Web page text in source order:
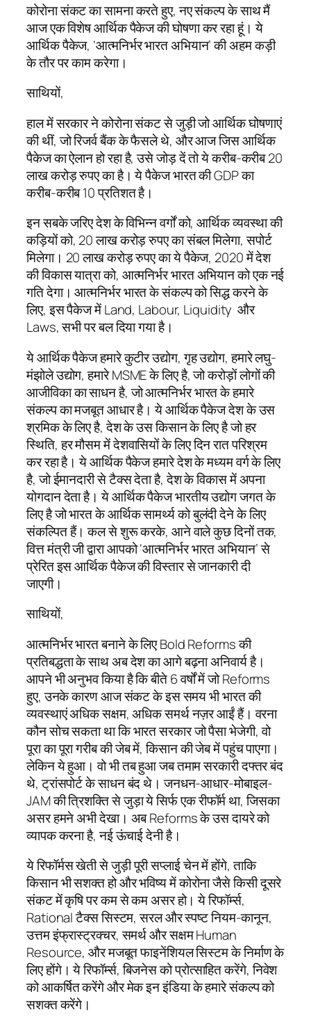
कोरोना संकट का सामना करते हुए, नए संकल्प के साथ मैं
आज एक विशेष आर्थिक पैकेज की घोषणा कर रहा हूं। ये
आर्थिक पैकेज, ‘आत्मनिर्भर भारत अभियान’ की अहम कड़ी
के तौर पर काम करेगा।
साथियों,
हाल में सरकार ने कोरोना संकट से जुड़ी जो आर्थिक घोषणाएं
की थीं, जो रिजर्व बैंक के फैसले थे, और आज जिस आर्थिक
पैकेज का ऐलान हो रहा है, उसे जोड़ दें तो ये करीब-करीब 20
लाख करोड़ रुपए का है। ये पैकेज भारत की GDP का
करीब-करीब 10 प्रतिशत है।
इन सबके जरिए देश के विभिन्न वर्गों को, आर्थिक व्यवस्था की
कड़ियों को, 20 लाख करोड़ रुपए का संबल मिलेगा, सपोर्ट
मिलेगा। 20 लाख करोड़ रुपए का ये पैकेज, 2020 में देश
की विकास यात्रा को, आत्मनिर्भर भारत अभियान को एक नई
गति देगा। आत्मनिर्भर भारत के संकल्प को सिद्ध करने के
लिए, इस पैकेज में Land, Labour, Liquidity और
Laws, सभी पर बल दिया गया है।
ये आर्थिक पैकेज हमारे कुटीर उद्योग, गृह उद्योग, हमारे लघु-
मंझोले उद्योग, हमारे MSME के लिए है, जो करोड़ों लोगों की
आजीविका का साधन है, जो आत्मनिर्भर भारत के हमारे
संकल्प का मजबूत आधार है। ये आर्थिक पैकेज देश के उस
श्रमिक के लिए है, देश के उस किसान के लिए है जो हर
स्थिति, हर मौसम में देशवासियों के लिए दिन रात परिश्रम
कर रहा है। ये आर्थिक पैकेज हमारे देश के मध्यम वर्ग के लिए
है, जो ईमानदारी से टैक्स देता है, देश के विकास में अपना
योगदान देता है। ये आर्थिक पैकेज भारतीय उद्योग जगत के
लिए है जो भारत के आर्थिक सामर्थ्य को बुलंदी देने के लिए
संकल्पित हैं। कल से शुरू करके, आने वाले कुछ दिनों तक,
वित्त मंत्री जी द्वारा आपको ‘आत्मनिर्भर भारत अभियान’ से
प्रेरित इस आर्थिक पैकेज की विस्तार से जानकारी दी
जाएगी।
साथियों,
आत्मनिर्भर भारत बनाने के लिए Bold Reforms की
प्रतिबद्धता के साथ अब देश का आगे बढ़ना अनिवार्य है।
आपने भी अनुभव किया है कि बीते 6 वर्षों में जो Reforms
हुए, उनके कारण आज संकट के इस समय भी भारत की
व्यवस्थाएं अधिक सक्षम, अधिक समर्थ नज़र आईं हैं। वरना
कौन सोच सकता था कि भारत सरकार जो पैसा भेजेगी, वो
पूरा का पूरा गरीब की जेब में, किसान की जेब में पहुंच पाएगा।
लेकिन ये हुआ। वो भी तब हुआ जब तमाम सरकारी दफ्तर बंद
थे, ट्रांसपोर्ट के साधन बंद थे। जनधन-आधार-मोबाइल-
JAM की त्रिशक्ति से जुड़ा ये सिर्फ एक रीफॉर्म था, जिसका
असर हमने अभी देखा। अब Reforms के उस दायरे को
व्यापक करना है, नई ऊंचाई देनी है।
ये रिफॉर्मस खेती से जुड़ी पूरी सप्लाई चेन में होंगे, ताकि
किसान भी सशक्त हो और भविष्य में कोरोना जैसे किसी दूसरे
संकट में कृषि पर कम से कम असर हो। ये रिफॉर्म्स,
Rational टैक्स सिस्टम, सरल और स्पष्ट नियम-कानून,
उत्तम इंफ्रास्ट्रक्चर, समर्थ और सक्षम Human
Resource, और मजबूत फाइनेंशियल सिस्टम के निर्माण के
लिए होंगे। ये रिफॉर्म्स, बिजनेस को प्रोत्साहित करेंगे, निवेश
को आकर्षित करेंगे और मेक इन इंडिया के हमारे संकल्प को
सशक्त करेंगे।